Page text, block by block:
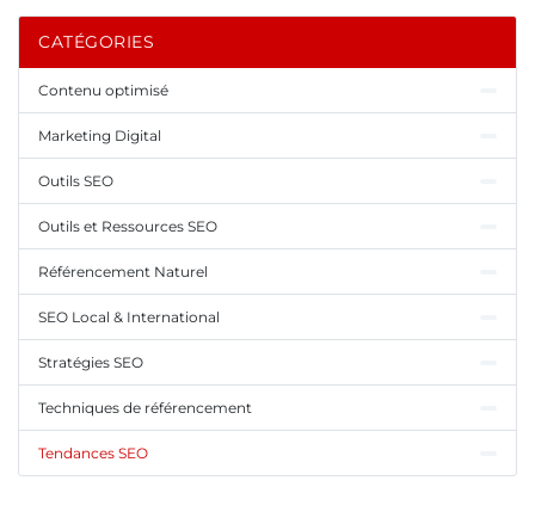
CATÉGORIES
Contenu optimisé
Marketing Digital
Outils SEO
Outils et Ressources SEO
Référencement Naturel
SEO Local & International
Stratégies SEO
Techniques de référencement
Tendances SEO